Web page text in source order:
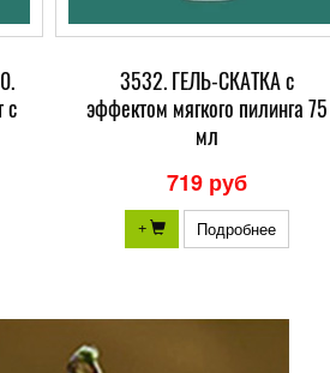
с
3532. ГЕЛЬ-СКАТКА с
эффектом мягкого пилинга 75
мл
719 руб
+ Подробнее